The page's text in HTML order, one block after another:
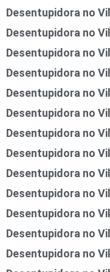
Desentupidora no
Desentupidora no
Desentupidora no
Desentupidora no
Desentupidora no
Desentupidora no
Desentupidora no
Desentupidora no
Desentupidora no
Desentupidora no
Desentupidora no
Desentupidora no
Desentupidora no